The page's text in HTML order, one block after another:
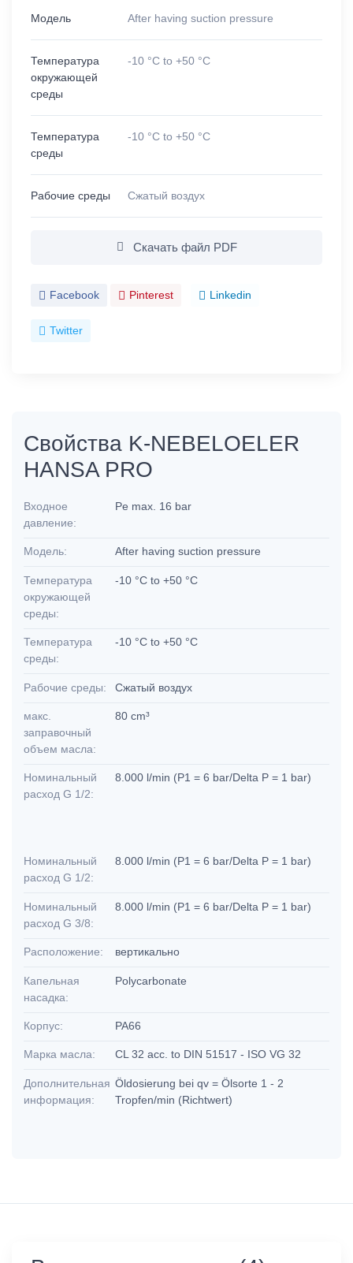
Модель After having suction pressure
Температура
окружающей
среды
-10 °C to +50 °C
Температура
среды
-10 °C to +50 °C
Рабочие среды Сжатый воздух
Скачать файл PDF
Facebook Pinterest Linkedin
Twitter
Свойства K-NEBELOELER
HANSA PRO
Входное
давление:
Pe max. 16 bar
Модель: After having suction pressure
Температура
окружающей
среды:
-10 °C to +50 °C
Температура
среды:
-10 °C to +50 °C
Рабочие среды: Сжатый воздух
макс.
заправочный
объем масла:
80 cm³
Номинальный
расход G 1/2:
8.000 l/min (P1 = 6 bar/Delta P = 1 bar)
Номинальный
расход G 1/2:
8.000 l/min (P1 = 6 bar/Delta P = 1 bar)
Номинальный
расход G 3/8:
8.000 l/min (P1 = 6 bar/Delta P = 1 bar)
Расположение: вертикально
Капельная
насадка:
Polycarbonate
Корпус: PA66
Марка масла: CL 32 acc. to DIN 51517 - ISO VG 32
Дополнительная
информация:
Öldosierung bei qv = Ölsorte 1 - 2
Tropfen/min (Richtwert)